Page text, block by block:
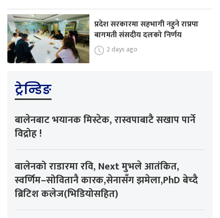
प्रदेश सरकारमा सहभागी नहुने राप्रपा
बागमती संसदीय दलको निर्णय
2 days ago
ट्रेन्डिङ
बालेनबाट भयानक मिस्टेक, रास्वपाबाटै सखाप पार्ने
विद्रोह !
बालेनको राडारमा रवि, Next मुभले आतंकित,
स्वर्णिम–सोवितानै कारक,सेनासँग झमेला,PhD बेच्दै
ब्रिटिश कलेज(भिडियोसहित)